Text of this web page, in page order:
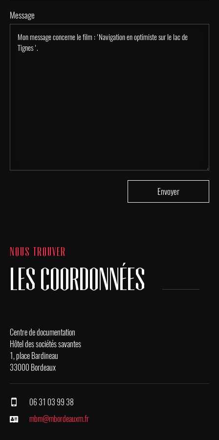
Message
NOUS TROUVER
LES COORDONNÉES
Centre de documentation
Hôtel des sociétés savantes
1, place Bardineau
33000 Bordeaux
06 31 03 99 38
mbm@mbordeauxm.fr